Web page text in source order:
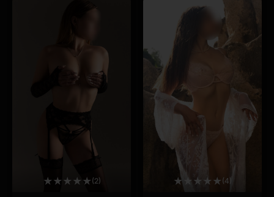
★ ★ ★ ★★ (2) ★ ★ ★ ★ ★ (4)